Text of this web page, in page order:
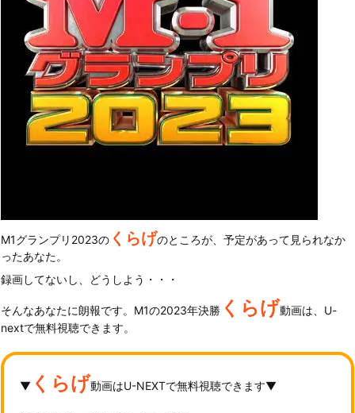
M1グランプリ2023の くらげのところが、予定があって見られなか
ったあなた。
録画してないし、どうしよう・・・
そんなあなたに朗報です。M1の2023年決勝 くらげ動画は、U-
nextで無料視聴できます。
▼ くらげ動画はU-NEXTで無料視聴できます▼